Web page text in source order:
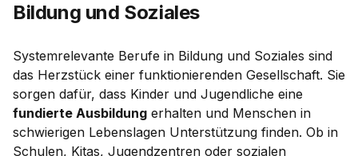
Bildung und Soziales
Systemrelevante Berufe in Bildung und Soziales sind
das Herzstück einer funktionierenden Gesellschaft. Sie
sorgen dafür, dass Kinder und Jugendliche eine
fundierte Ausbildung erhalten und Menschen in
schwierigen Lebenslagen Unterstützung finden. Ob in
Schulen, Kitas, Jugendzentren oder sozialen